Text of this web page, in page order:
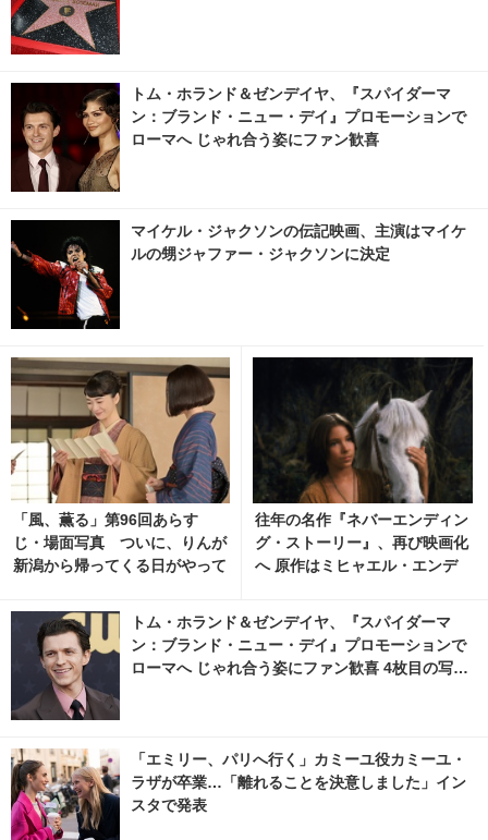
トム・ホランド＆ゼンデイヤ、『スパイダーマ
ン：ブランド・ニュー・デイ』プロモーションで
ローマへ じゃれ合う姿にファン歓喜
マイケル・ジャクソンの伝記映画、主演はマイケ
ルの甥ジャファー・ジャクソンに決定
「風、薫る」第96回あらす
じ・場面写真 ついに、りんが
新潟から帰ってくる日がやって
真・画像 | cinemacafe.net
往年の名作『ネバーエンディン
グ・ストーリー』、再び映画化
へ 原作はミヒャエル・エンデ
写真・画像 | cinemacafe.net
トム・ホランド＆ゼンデイヤ、『スパイダーマ
ン：ブランド・ニュー・デイ』プロモーションで
ローマへ じゃれ合う姿にファン歓喜 4枚目の写
「エミリー、パリへ行く」カミーユ役カミーユ・
ラザが卒業…「離れることを決意しました」イン
スタで発表